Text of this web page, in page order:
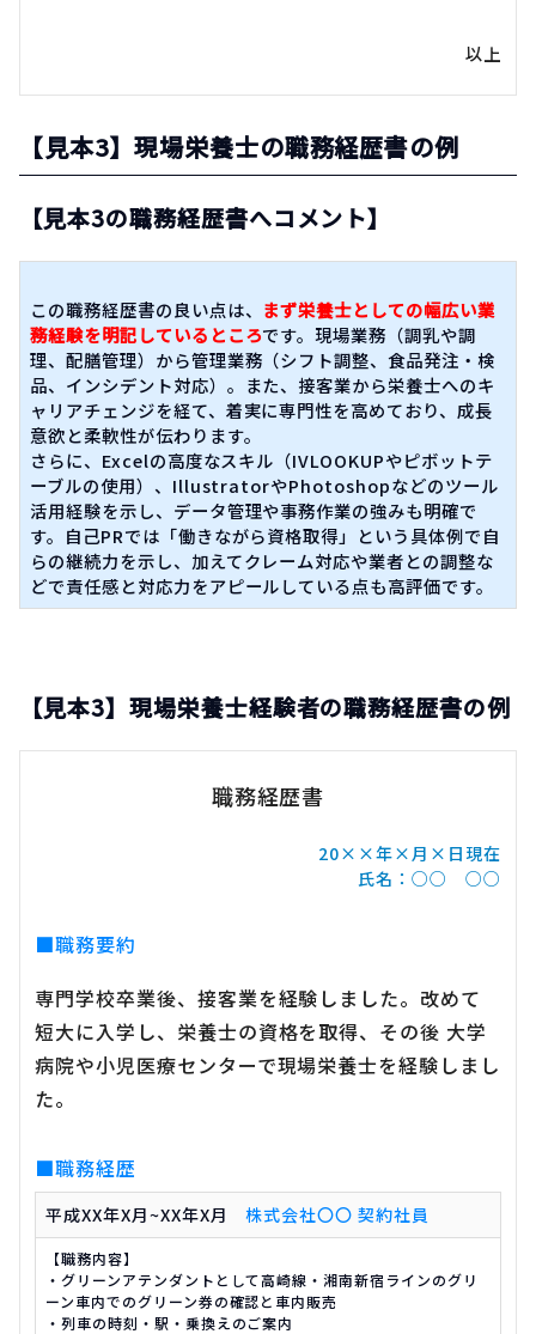
以上
【見本3】現場栄養士の職務経歴書の例
【見本3の職務経歴書へコメント】
この職務経歴書の良い点は、 まず栄養士としての​幅広い業
務経験​を明記しているところです。現場業務（調乳や調
理、配膳管理）から管理業務（シフト調整、食品発注・検
品、インシデント対応）。また、接客業から栄養士へのキ
ャリアチェンジを経て、着実に専門性を高めており、​成長
意欲と柔軟性​が伝わります。
さらに、Excelの高度なスキル（IVLOOKUPやピボットテ
ーブルの使用）、IllustratorやPhotoshopなどのツール
活用経験を示し、​データ管理や事務作業の強み​も明確で
す。自己PRでは「働きながら資格取得」という具体例で自
らの継続力を示し、加えてクレーム対応や業者との調整な
どで​責任感と対応力​をアピールしている点も高評価です。
【見本3】現場栄養士経験者の職務経歴書の例
職務経歴書
20××年×月×日現在
氏名：○○ ○○
■職務要約
専門学校卒業後、接客業を経験しました。改めて
短大に入学し、栄養士の資格を取得、その後 大学
病院や小児医療センターで現場栄養士を経験しまし
た。
■職務経歴
平成XX年X月~XX年X月 株式会社〇〇 契約社員
【職務内容】
・グリーンアテンダントとして高崎線・湘南新宿ラインのグリ
ーン車内でのグリーン券の確認と車内販売
・列車の時刻・駅・乗換えのご案内